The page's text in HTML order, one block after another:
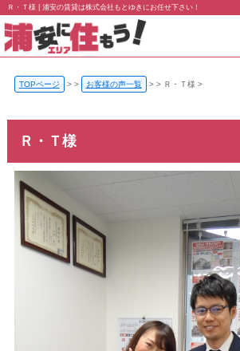
Ｒ・Ｔ様 | 浦安の賃貸は株式会社もとゆきにお任せ下さい！
TOPページ > お客様の声一覧 > Ｒ・Ｔ様
Ｒ・Ｔ様